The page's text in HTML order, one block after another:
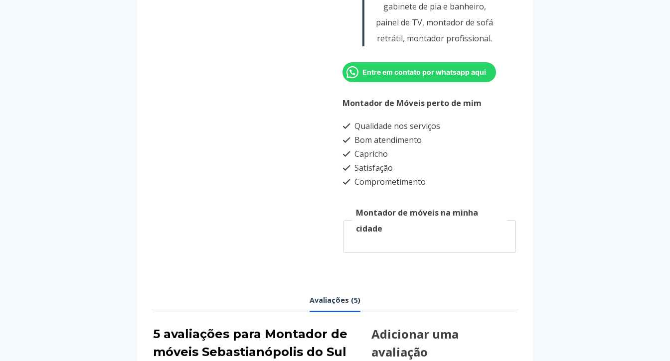
gabinete de pia e banheiro,
painel de TV, montador de sofá
retrátil, montador profissional.
Entre em contato por whatsapp aqui
Montador de Móveis perto de mim
Qualidade nos serviços
Bom atendimento
Capricho
Satisfação
Comprometimento
Montador de móveis na minha
cidade
Avaliações (5)
5 avaliações para Montador de
móveis Sebastianópolis do Sul
Adicionar uma
avaliação